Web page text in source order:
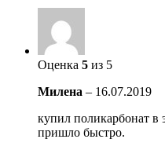
Оценка 5 из 5
Милена – 16.07.2019
купил поликарбонат в
пришло быстро.